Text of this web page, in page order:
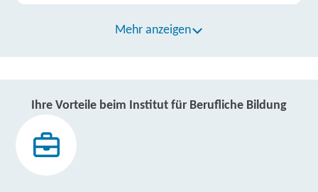
Mehr anzeigen
Ihre Vorteile beim Institut für Berufliche Bildung